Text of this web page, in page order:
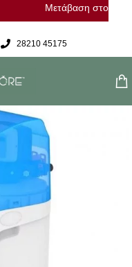
Μετάβαση στο
28210 45175